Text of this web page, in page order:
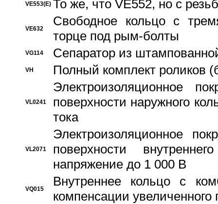
VE553(E) То же, что VE552, но с
VE632
Свободное кольцо с
торце под рым-болты
VG114 Сепаратор из
VH Полный комплект роликов
VL0241
Электроизоляционное
поверхности наружного
тока
VL2071
Электроизоляционное
поверхности
напряжение до 1 000 В
VQ015
Bнутреннее кольцо с
компенсации увеличенного